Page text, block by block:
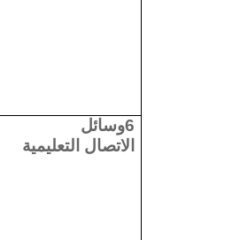
6وسائل
الاتصال التعليمية